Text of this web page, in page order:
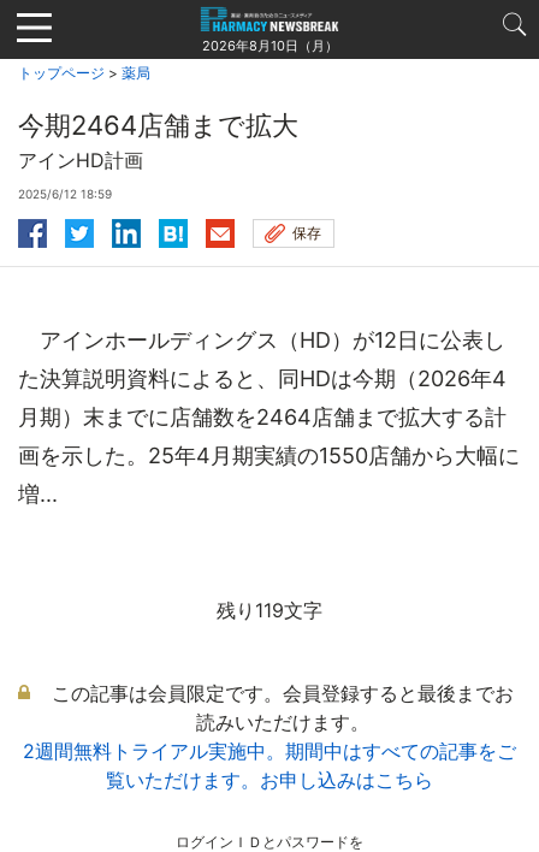
Jump
to
navigation
2026年8月10日（月）
トップページ > 薬局
今期2464店舗まで拡大
アインHD計画
2025/6/12 18:59
保存
アインホールディングス（HD）が12日に公表し
た決算説明資料によると、同HDは今期（2026年4
月期）末までに店舗数を2464店舗まで拡大する計
画を示した。25年4月期実績の1550店舗から大幅に
増...
残り119文字
この記事は会員限定です。会員登録すると最後までお
読みいただけます。
2週間無料トライアル実施中。期間中はすべての記事をご
覧いただけます。お申し込みはこちら
ログインＩＤとパスワードを